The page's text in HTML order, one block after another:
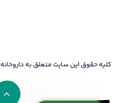
کلیه حقوق این سایت متعلق به داروخانه